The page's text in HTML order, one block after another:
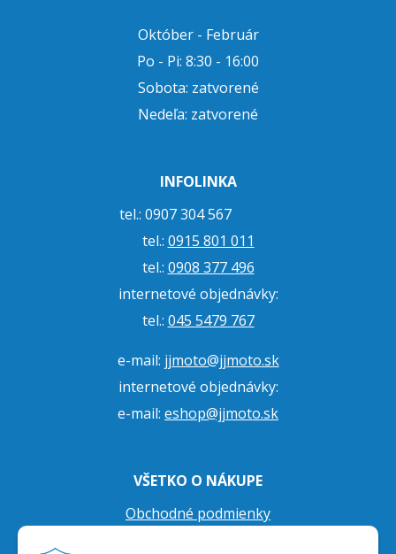
Október - Február
Po - Pi: 8:30 - 16:00
Sobota: zatvorené
Nedeľa: zatvorené
INFOLINKA
tel.: 0907 304 567
tel.: 0915 801 011
tel.: 0908 377 496
internetové objednávky:
tel.: 045 5479 767
e-mail: jjmoto@jjmoto.sk
internetové objednávky:
e-mail: eshop@jjmoto.sk
VŠETKO O NÁKUPE
Obchodné podmienky